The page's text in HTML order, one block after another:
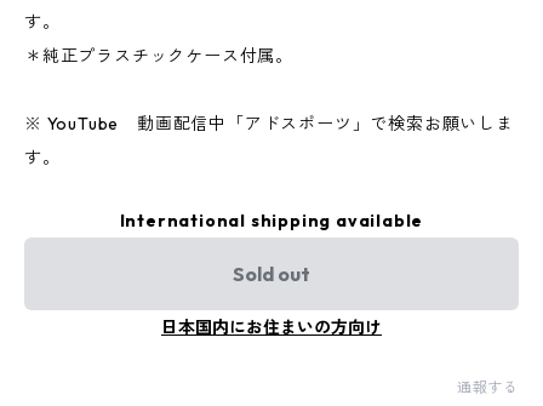
す。
＊純正プラスチックケース付属。
※ YouTube 動画配信中「アドスポーツ」で検索お願いしま
す。
International shipping available
Sold out
日本国内にお住まいの方向け
通報する